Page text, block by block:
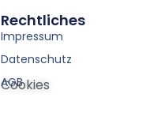
Rechtliches
Impressum
Datenschutz
AGB
Cookies